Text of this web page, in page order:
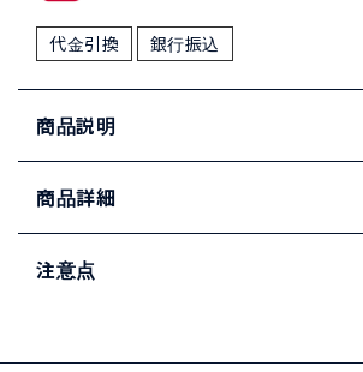
代金引換 銀行振込
商品説明
商品詳細
注意点